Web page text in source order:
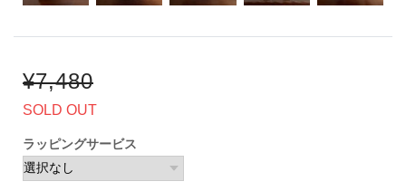
¥7,480
SOLD OUT
ラッピングサービス